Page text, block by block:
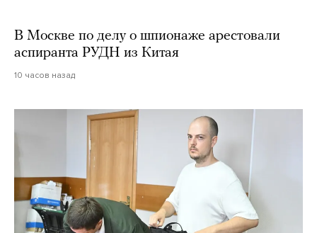
В Москве по делу о шпионаже арестовали
аспиранта РУДН из Китая
10 часов назад